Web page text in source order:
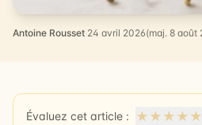
Antoine Rousset·24 avril 2026(maj. 8 août
Évaluez cet article : ★ ★ ★ ★ ★